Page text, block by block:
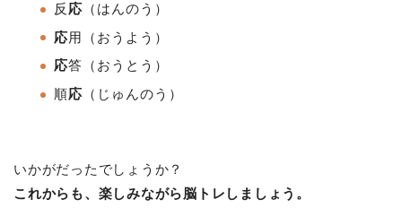
反 応 （はんのう）
応用
（おうよう）
応答 （おうとう）
順応 （じゅんのう）
いかがだったでしょうか？
これからも、楽しみながら脳トレしましょう。